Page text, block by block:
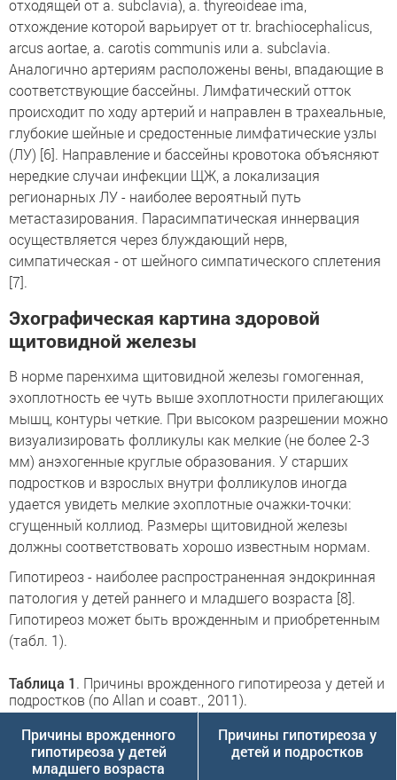
отходящей от a. subclavia), a. thyreoideae ima,
отхождение которой варьирует от tr. brachiocephalicus,
arcus aortae, a. carotis communis или a. subclavia.
Аналогично артериям расположены вены, впадающие в
соответствующие бассейны. Лимфатический отток
происходит по ходу артерий и направлен в трахеальные,
глубокие шейные и средостенные лимфатические узлы
(ЛУ) [6]. Направление и бассейны кровотока объясняют
нередкие случаи инфекции ЩЖ, а локализация
регионарных ЛУ - наиболее вероятный путь
метастазирования. Парасимпатическая иннервация
осуществляется через блуждающий нерв,
симпатическая - от шейного симпатического сплетения
[7].
Эхографическая картина здоровой
щитовидной железы
В норме паренхима щитовидной железы гомогенная,
эхоплотность ее чуть выше эхоплотности прилегающих
мышц, контуры четкие. При высоком разрешении можно
визуализировать фолликулы как мелкие (не более 2-3
мм) анэхогенные круглые образования. У старших
подростков и взрослых внутри фолликулов иногда
удается увидеть мелкие эхоплотные очажки-точки:
сгущенный коллиод. Размеры щитовидной железы
должны соответствовать хорошо известным нормам.
Гипотиреоз - наиболее распространенная эндокринная
патология у детей раннего и младшего возраста [8].
Гипотиреоз может быть врожденным и приобретенным
(табл. 1).
Таблица 1. Причины врожденного гипотиреоза у детей и
подростков (по Allan и соавт., 2011).
Причины врожденного
гипотиреоза у детей
младшего возраста
Причины гипотиреоза у
детей и подростков